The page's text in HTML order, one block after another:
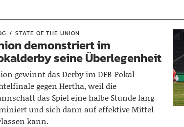
STATE OF THE UNION
demonstriert im
seine Überlegenheit
gewinnt das Derby im DFB-Pokal-
gegen Hertha, weil die
das Spiel eine halbe Stunde lang
und sich dann auf effektive Mittel
kann.